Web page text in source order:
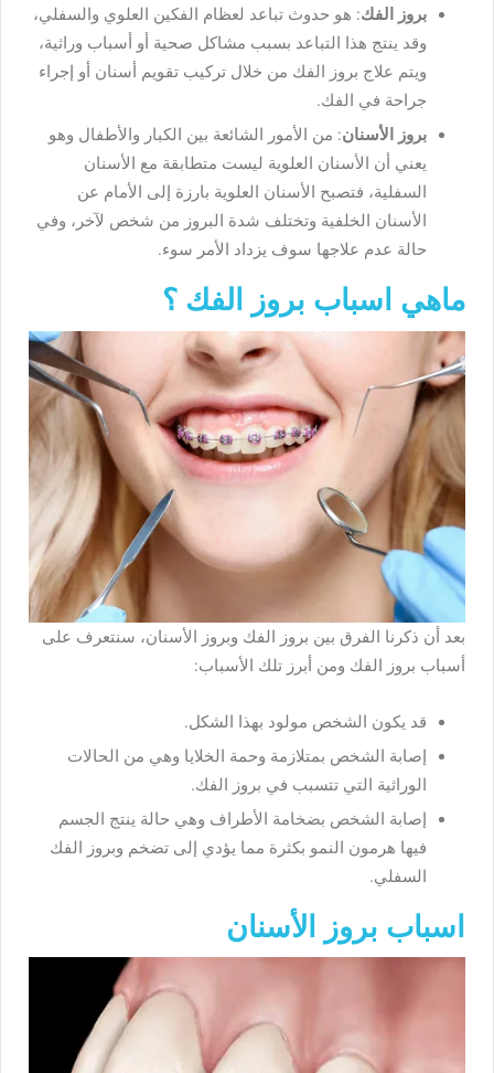
بروز الفك: هو حدوث تباعد لعظام الفكين العلوي والسفلي،
وقد ينتج هذا التباعد بسبب مشاكل صحية أو أسباب وراثية،
ويتم علاج بروز الفك من خلال تركيب تقويم أسنان أو إجراء
جراحة في الفك.
بروز الأسنان: من الأمور الشائعة بين الكبار والأطفال وهو
يعني أن الأسنان العلوية ليست متطابقة مع الأسنان
السفلية، فتصبح الأسنان العلوية بارزة إلى الأمام عن
الأسنان الخلفية وتختلف شدة البروز من شخص لآخر، وفي
حالة عدم علاجها سوف يزداد الأمر سوء.
ماهي اسباب بروز الفك ؟
بعد أن ذكرنا الفرق بين بروز الفك وبروز الأسنان، سنتعرف على
أسباب بروز الفك ومن أبرز تلك الأسباب:
قد يكون الشخص مولود بهذا الشكل.
إصابة الشخص بمتلازمة وحمة الخلايا وهي من الحالات
الوراثية التي تتسبب في بروز الفك.
إصابة الشخص بضخامة الأطراف وهي حالة ينتج الجسم
فيها هرمون النمو بكثرة مما يؤدي إلى تضخم وبروز الفك
السفلي.
اسباب بروز الأسنان